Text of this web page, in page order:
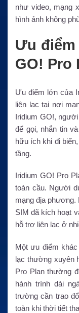
như video, mạng
hình ảnh không
Ưu
GO! Pro
Ưu điểm lớn của
liên lạc tại nơi
Iridium GO!,
để gọi, nhắn tin
hữu ích khi đi
tầng.
Iridium GO! Pro
toàn cầu. Người
mạng địa phương.
SIM đã kích hoạt
hỗ trợ liên lạc ở
Một ưu điểm
lạc thường xuyên
Pro Plan thường
hành trình dài
trường cần trao
toàn khi thời tiết